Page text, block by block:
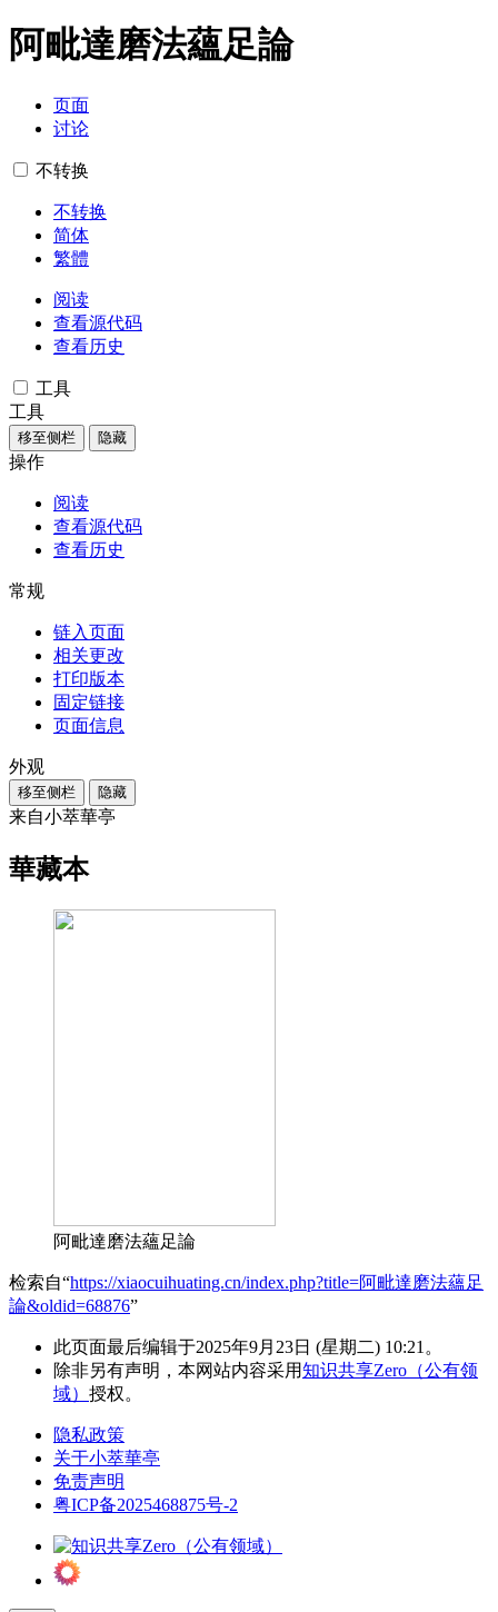
阿毗達磨法蘊足論
页面
讨论
不转换
不转换
简体
繁體
阅读
查看源代码
查看历史
工具
工具
移至侧栏 隐藏
操作
阅读
查看源代码
查看历史
常规
链入页面
相关更改
打印版本
固定链接
页面信息
外观
移至侧栏 隐藏
来自小萃華亭
華藏本
阿毗達磨法蘊足論
检索自“https://xiaocuihuating.cn/index.php?title=阿毗達磨法蘊足
論&oldid=68876”
此页面最后编辑于2025年9月23日 (星期二) 10:21。
除非另有声明，本网站内容采用知识共享Zero（公有领
域） 授权。
隐私政策
关于小萃華亭
免责声明
粤ICP备2025468875号-2